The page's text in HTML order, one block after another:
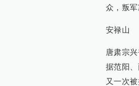
众，叛军
安禄山
唐肃宗
据范阳
又一次被